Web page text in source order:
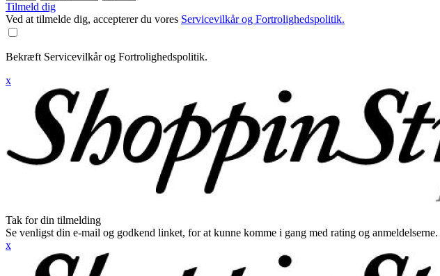
Tilmeld dig
Ved at tilmelde dig, accepterer du vores Servicevilkår og Fortrolighedspolitik.
Bekræft Servicevilkår og Fortrolighedspolitik.
x
Tak for din tilmelding
Se venligst din e-mail og godkend linket, for at kunne komme i gang med rating og anmeldelserne.
x